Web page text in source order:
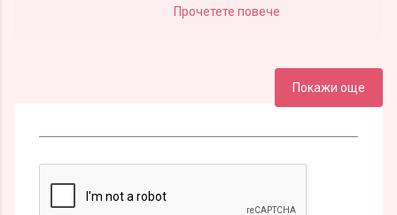
Прочетете повече
Покажи още